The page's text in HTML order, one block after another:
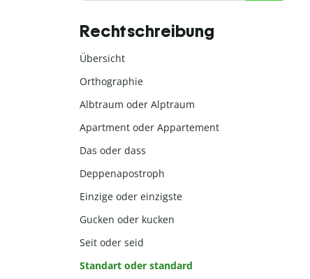
Rechtschreibung
Übersicht
Orthographie
Albtraum oder Alptraum
Apartment oder Appartement
Das oder dass
Deppenapostroph
Einzige oder einzigste
Gucken oder kucken
Seit oder seid
Standart oder standard